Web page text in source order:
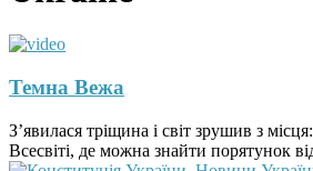
Темна Вежа
З’явилася тріщина і світ зрушив з
Всесвіті, де можна знайти порятунок